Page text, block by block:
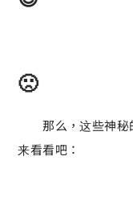
🙁
那么，这些神秘
来看看吧：